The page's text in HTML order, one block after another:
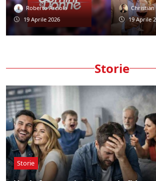
Roberto Arciola
19 Aprile 2026
19 Aprile
Storie
Storie